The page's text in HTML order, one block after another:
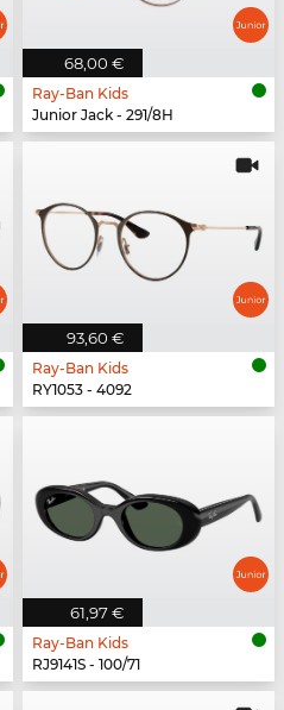
68,00 €
Ray-Ban Kids
Junior Jack - 291/8H
93,60 €
Ray-Ban Kids
RY1053 - 4092
61,97 €
Ray-Ban Kids
RJ9141S - 100/71